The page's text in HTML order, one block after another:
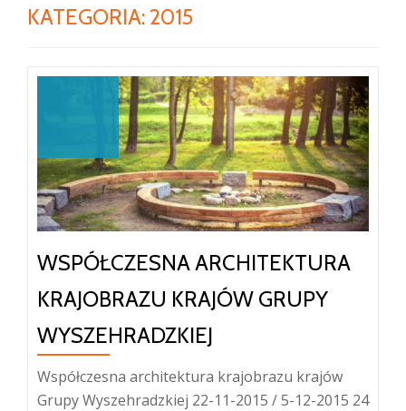
KATEGORIA: 2015
WSPÓŁCZESNA ARCHITEKTURA
KRAJOBRAZU KRAJÓW GRUPY
WYSZEHRADZKIEJ
Współczesna architektura krajobrazu krajów
Grupy Wyszehradzkiej 22-11-2015 / 5-12-2015 24